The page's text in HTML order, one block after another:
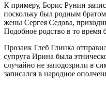
К примеру, Борис Рунин
поскольку был родным
жены Сергея Седова,
Подобное родство в то время
Прозаик Глеб Глинка
супруга Ирина была
случайно не заподозрили в
записался в народное